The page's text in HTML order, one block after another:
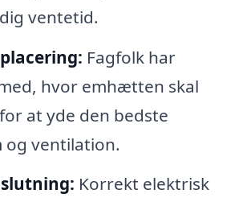
ventetid.
Fagfolk har
hvor emhætten skal
at yde den bedste
ventilation.
Korrekt elektrisk